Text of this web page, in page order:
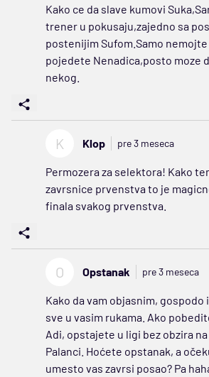
Kako ce da slave kumovi
trener u pokusaju,zajedno sa
postenijim Sufom.Samo
pojedete Nenadica,posto moze
nekog.
K Klop pre 3 meseca
Permozera za selektora! Kako
zavrsnice prvenstva to je
finala svakog prvenstva.
O Opstanak pre 3 meseca
Kako da vam objasnim, gospodo
sve u vasim rukama. Ako
Adi, opstajete u ligi bez obzira
Palanci. Hoćete opstanak, a
umesto vas zavrsi posao? Pa